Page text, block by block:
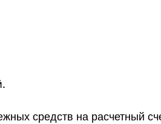
5000 рублей.
средств на расчетный